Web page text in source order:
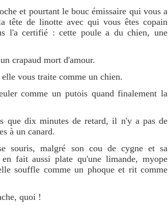
et pourtant le bouc émissaire qui vous a
tête de linotte avec qui vous êtes copain
l'a certifié : cette poule a du chien, une
crapaud mort d'amour.
vous traite comme un chien.
comme un putois quand finalement la
que dix minutes de retard, il n'y a pas de
à un canard.
souris, malgré son cou de cygne et sa
fait aussi plate qu'une limande, myope
souffle comme un phoque et rit comme
quoi !